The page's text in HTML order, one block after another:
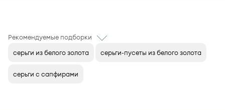
Рекомендуемые подборки
серьги из белого золота
серьги-пусеты из белого золота
серьги с сапфирами